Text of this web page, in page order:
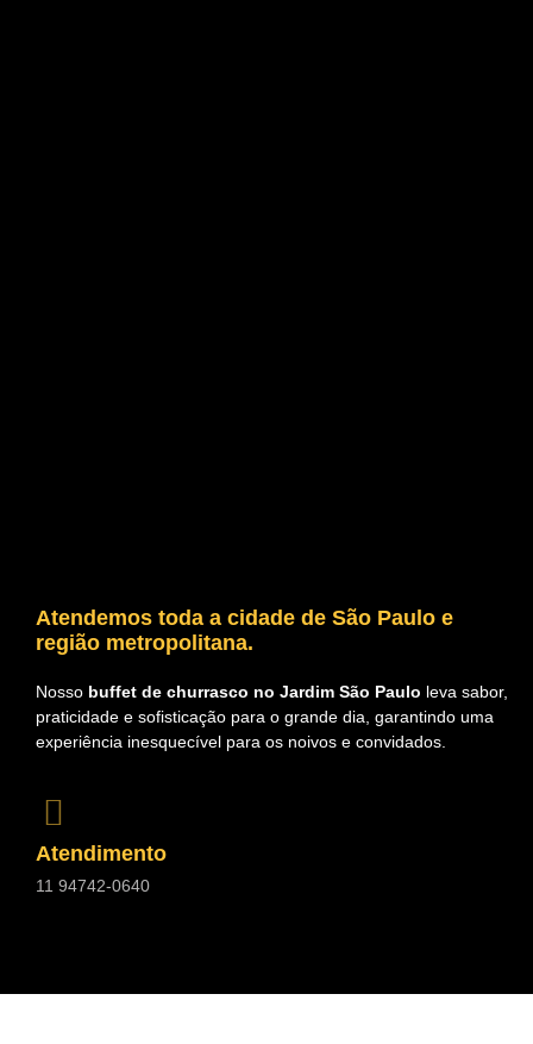
Atendemos toda a cidade de São Paulo e
região metropolitana.
Nosso buffet de churrasco no Jardim São Paulo leva sabor,
praticidade e sofisticação para o grande dia, garantindo uma
experiência inesquecível para os noivos e convidados.
Atendimento
11 94742-0640